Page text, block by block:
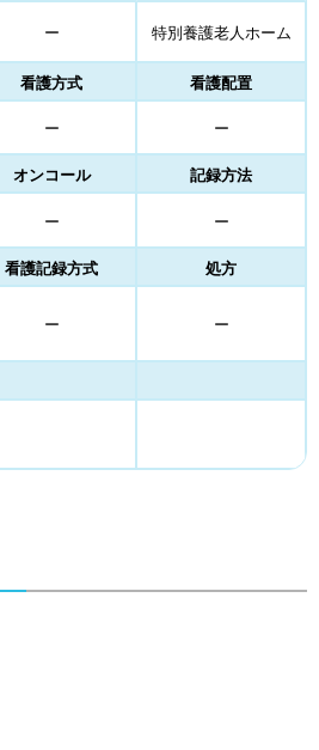
ー 特別養護老人ホーム
看護方式 看護配置
ー ー
オンコール 記録方法
ー ー
看護記録方式 処方
ー ー